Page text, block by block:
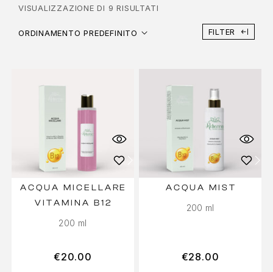
VISUALIZZAZIONE DI 9 RISULTATI
ORDINAMENTO PREDEFINITO FILTER
ACQUA MICELLARE
VITAMINA B12
200 ml
€20.00
ACQUA MIST
200 ml
€28.00